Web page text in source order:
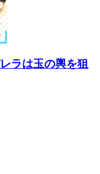
ラは玉の輿を狙